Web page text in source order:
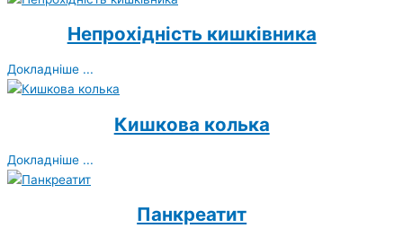
Непрохідність кишківника
Докладніше ...
Кишкова колька
Докладніше ...
Панкреатит